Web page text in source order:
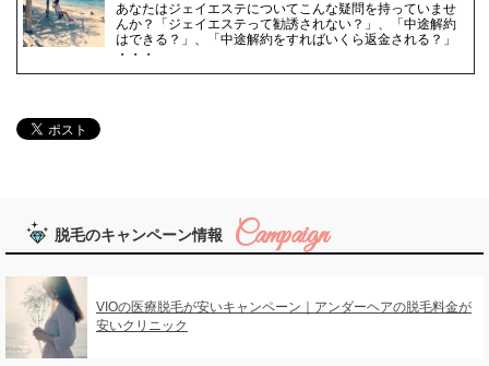
あなたはジェイエステについてこんな疑問を持っていませ
んか？「ジェイエステって勧誘されない？」、「中途解約
はできる？」、「中途解約をすればいくら返金される？」
・・・
脱毛のキャンペーン情報
VIOの医療脱毛が安いキャンペーン｜アンダーヘアの脱毛料金が
安いクリニック